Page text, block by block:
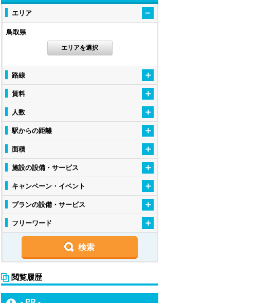
エリア
鳥取県
エリアを選択
路線
賃料
人数
駅からの距離
面積
施設の設備・サービス
キャンペーン・イベント
プランの設備・サービス
フリーワード
閲覧履歴